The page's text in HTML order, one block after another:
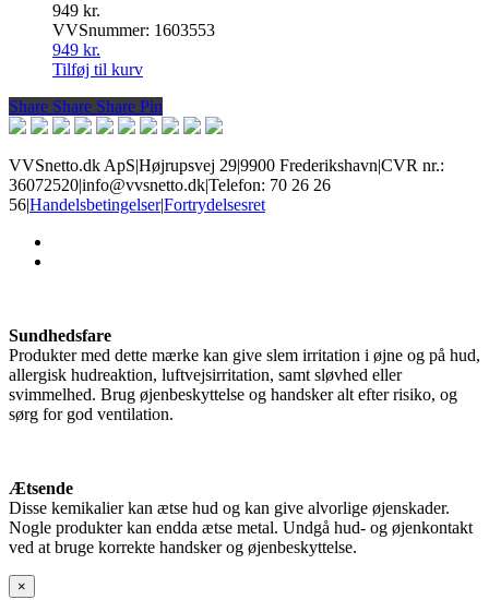
949 kr.
VVSnummer: 1603553
949 kr.
Tilføj til kurv
Share
Share Share Share Pin
VVSnetto.dk ApS|Højrupsvej 29|9900 Frederikshavn|CVR nr.:
36072520|info@vvsnetto.dk|Telefon: 70 26 26
56|Handelsbetingelser|Fortrydelsesret
Sundhedsfare
Produkter med dette mærke kan give slem irritation i øjne og på hud,
allergisk hudreaktion, luftvejsirritation, samt sløvhed eller
svimmelhed. Brug øjenbeskyttelse og handsker alt efter risiko, og
sørg for god ventilation.
Ætsende
Disse kemikalier kan ætse hud og kan give alvorlige øjenskader.
Nogle produkter kan endda ætse metal. Undgå hud- og øjenkontakt
ved at bruge korrekte handsker og øjenbeskyttelse.
×